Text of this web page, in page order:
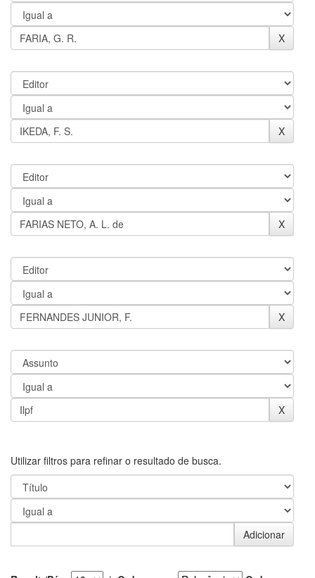
Utilizar filtros para refinar o resultado de busca.